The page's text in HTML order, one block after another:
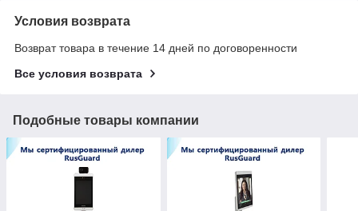
Условия возврата
Возврат товара в течение 14 дней по договоренности
Все условия возврата
Подобные товары компании